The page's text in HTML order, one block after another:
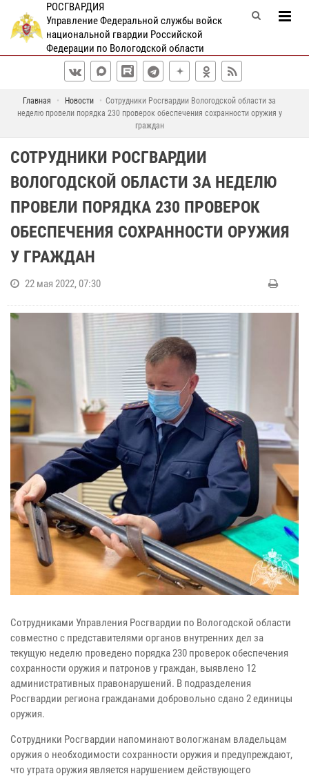
РОСГВАРДИЯ
Управление Федеральной службы войск
национальной гвардии Российской
Федерации по Вологодской области
Главная Новости
Сотрудники Росгвардии Вологодской области за
неделю провели порядка 230 проверок обеспечения сохранности оружия у
граждан
СОТРУДНИКИ РОСГВАРДИИ
ВОЛОГОДСКОЙ ОБЛАСТИ ЗА НЕДЕЛЮ
ПРОВЕЛИ ПОРЯДКА 230 ПРОВЕРОК
ОБЕСПЕЧЕНИЯ СОХРАННОСТИ ОРУЖИЯ
У ГРАЖДАН
22 мая 2022, 07:30
Сотрудниками Управления Росгвардии по Вологодской области
совместно с представителями органов внутренних дел за
текущую неделю проведено порядка 230 проверок обеспечения
сохранности оружия и патронов у граждан, выявлено 12
административных правонарушений. В подразделения
Росгвардии региона гражданами добровольно сдано 2 единицы
оружия.
Сотрудники Росгвардии напоминают вологжанам владельцам
оружия о необходимости сохранности оружия и предупреждают,
что утрата оружия является нарушением действующего